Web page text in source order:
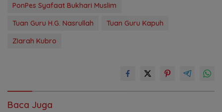
PonPes Syafaat Bukhari Muslim
Tuan Guru H.G. Nasrullah
Tuan Guru Kapuh
ZIarah Kubro
Baca Juga